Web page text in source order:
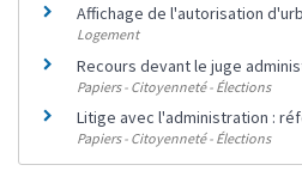
Affichage de l'autorisation
Logement
Recours devant le juge
Papiers - Citoyenneté - Élections
Litige avec l'administration :
Papiers - Citoyenneté - Élections